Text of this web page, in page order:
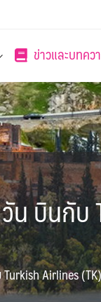
ข่าวและบทคว
น บินกั
Airlines (TK)